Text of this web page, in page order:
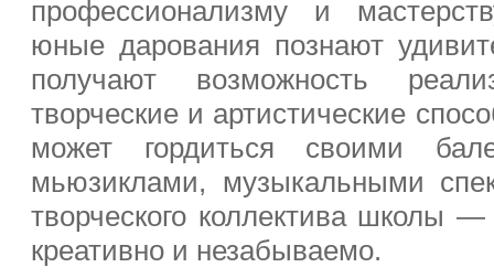
профессионализму и
юные дарования познают
получают возможность
творческие и артистические
может гордиться своими
мьюзиклами, музыкальными
творческого коллектива школы —
креативно и незабываемо.